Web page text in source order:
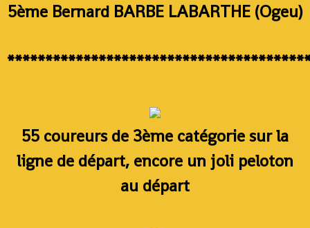
5ème Bernard BARBE LABARTHE (Ogeu)
55 coureurs de 3ème catégorie sur la
ligne de départ, encore un joli peloton
au départ